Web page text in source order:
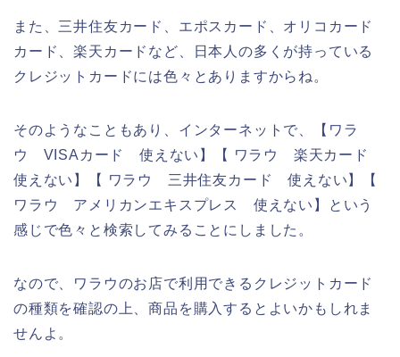
また、三井住友カード、エポスカード、オリコカード
カード、楽天カードなど、日本人の多くが持っている
クレジットカードには色々とありますからね。
そのようなこともあり、インターネットで、【ワラ
ウ VISAカード 使えない】【 ワラウ 楽天カード
使えない】【 ワラウ 三井住友カード 使えない】【
ワラウ アメリカンエキスプレス 使えない】という
感じで色々と検索してみることにしました。
なので、ワラウのお店で利用できるクレジットカード
の種類を確認の上、商品を購入するとよいかもしれま
せんよ。